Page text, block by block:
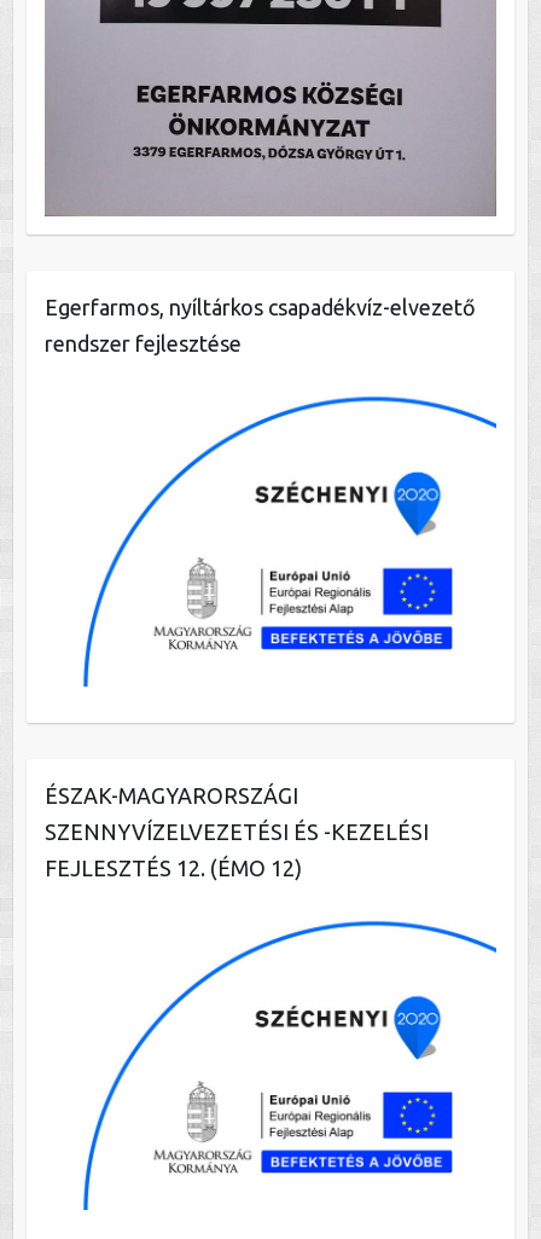
Egerfarmos, nyíltárkos csapadékvíz-elvezető
rendszer fejlesztése
ÉSZAK-MAGYARORSZÁGI
SZENNYVÍZELVEZETÉSI ÉS -KEZELÉSI
FEJLESZTÉS 12. (ÉMO 12)